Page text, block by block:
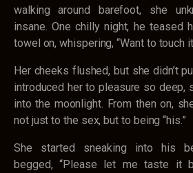
walking around barefoot, she
insane. One chilly night, he teased
towel on, whispering, “Want to touch
Her cheeks flushed, but she didn’t
introduced her to pleasure so deep,
into the moonlight. From then on,
not just to the sex, but to being “his.”
She started sneaking into his
begged, “Please let me taste it